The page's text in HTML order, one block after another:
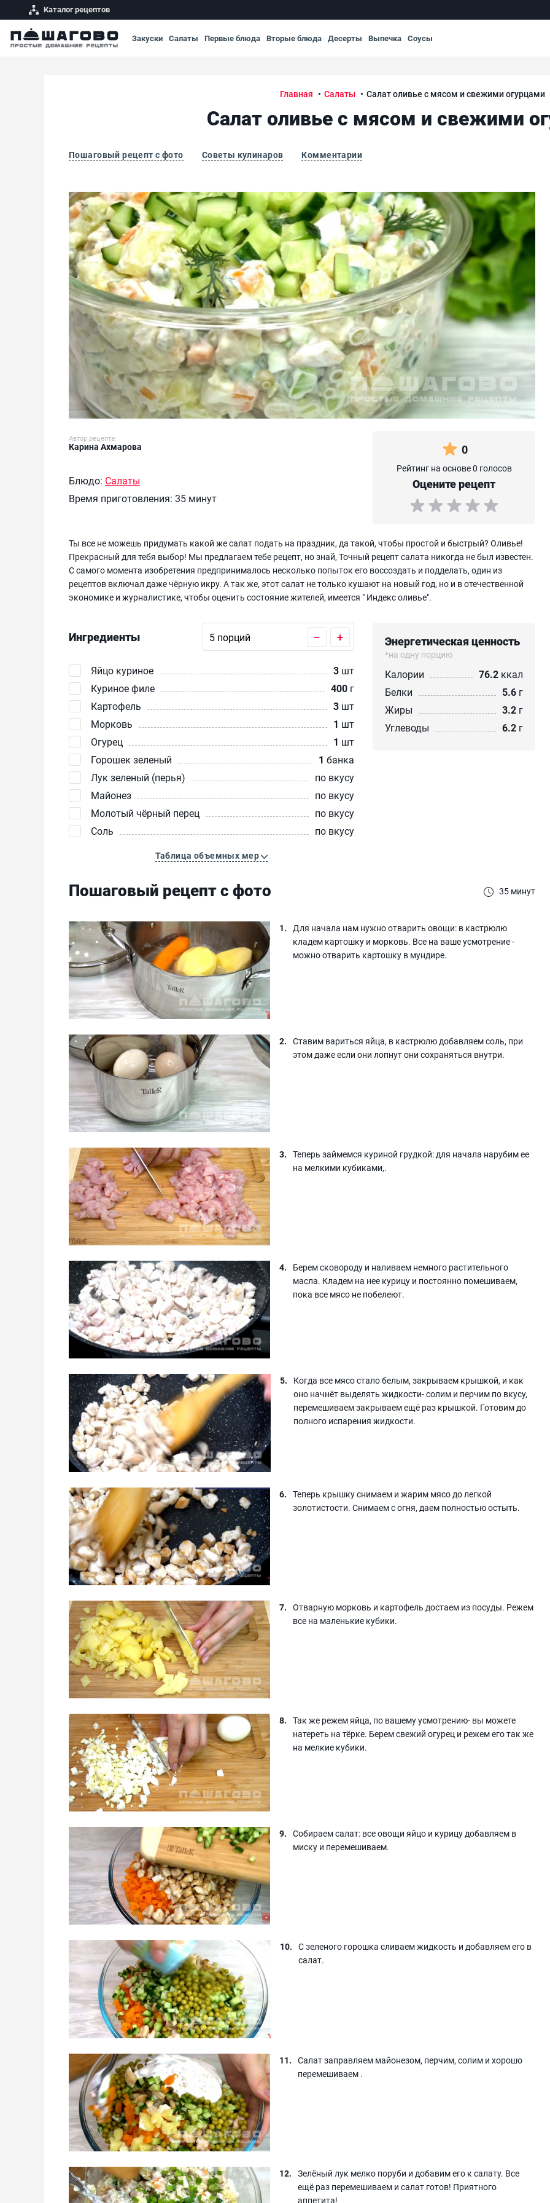
Каталог рецептов
Закуски Салаты Первые блюда Вторые блюда Десерты Выпечка Соусы
Главная Салаты Салат оливье с мясом и свежими огурцами
Салат оливье с мясом и свежими
Пошаговый рецепт с фото Советы кулинаров Комментарии
Салат оливье с мясом и свежими огурцами
Автор рецепта:
Карина Ахмарова
Блюдо: Салаты
Время приготовления: 35 минут
0
Рейтинг на основе 0 голосов
Оцените рецепт
Ты все не можешь придумать какой же салат подать на праздник, да такой, чтобы простой и быстрый? Оливье!
Прекрасный для тебя выбор! Мы предлагаем тебе рецепт, но знай, Точный рецепт салата никогда не был известен.
С самого момента изобретения предпринималось несколько попыток его воссоздать и подделать, один из
рецептов включал даже чёрную икру. А так же, этот салат не только кушают на новый год, но и в отечественной
экономике и журналистике, чтобы оценить состояние жителей, имеется " Индекс оливье".
Ингредиенты – +
Яйцо куриное 3 шт
Куриное филе
400 г
Картофель
3 шт
Морковь
1 шт
Огурец
1 шт
Горошек зеленый
1 банка
Лук зеленый (перья)
по вкусу
Майонез
по вкусу
Молотый чёрный перец
по вкусу
Соль
по вкусу
Таблица объемных мер
Энергетическая ценность
*на одну порцию
Калории 76.2 ккал
Белки
5.6 г
Жиры
3.2 г
Углеводы
6.2 г
Пошаговый рецепт с фото 35 минут
Для начала нам нужно отварить овощи: в кастрюлю
кладем картошку и морковь. Все на ваше усмотрение -
можно отварить картошку в мундире.
Ставим вариться яйца, в кастрюлю добавляем соль, при
этом даже если они лопнут они сохраняться внутри.
Теперь займемся куриной грудкой: для начала нарубим ее
на мелкими кубиками,.
Берем сковороду и наливаем немного растительного
масла. Кладем на нее курицу и постоянно помешиваем,
пока все мясо не побелеют.
Когда все мясо стало белым, закрываем крышкой, и как
оно начнёт выделять жидкости- солим и перчим по вкусу,
перемешиваем закрываем ещё раз крышкой. Готовим до
полного испарения жидкости.
Теперь крышку снимаем и жарим мясо до легкой
золотистости. Снимаем с огня, даем полностью остыть.
Отварную морковь и картофель достаем из посуды. Режем
все на маленькие кубики.
Так же режем яйца, по вашему усмотрению- вы можете
натереть на тёрке. Берем свежий огурец и режем его так же
на мелкие кубики.
Собираем салат: все овощи яйцо и курицу добавляем в
миску и перемешиваем.
С зеленого горошка сливаем жидкость и добавляем его в
салат.
Салат заправляем майонезом, перчим, солим и хорошо
перемешиваем .
Зелёный лук мелко поруби и добавим его к салату. Все
ещё раз перемешиваем и салат готов! Приятного
аппетита!